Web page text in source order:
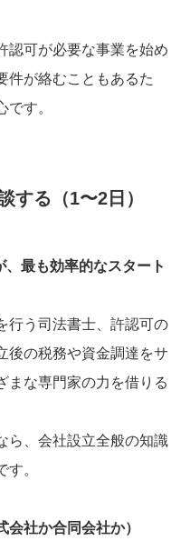
認可が必要な事業を始め
件が絡むこともあるた
す。
する（1〜2日）
最も効率的なスタート
行う司法書士、許認可の
後の税務や資金調達をサ
まな専門家の力を借りる
ら、会社設立全般の知識
。
会社か合同会社か）